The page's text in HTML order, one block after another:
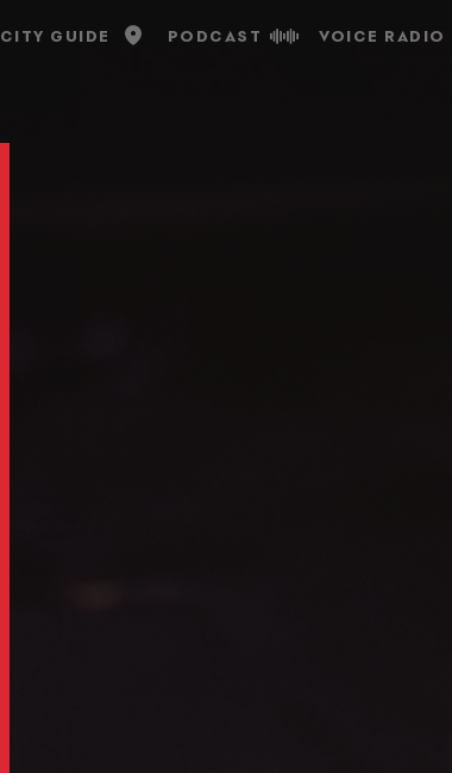
CITY GUIDE PODCAST VOICE RADIO